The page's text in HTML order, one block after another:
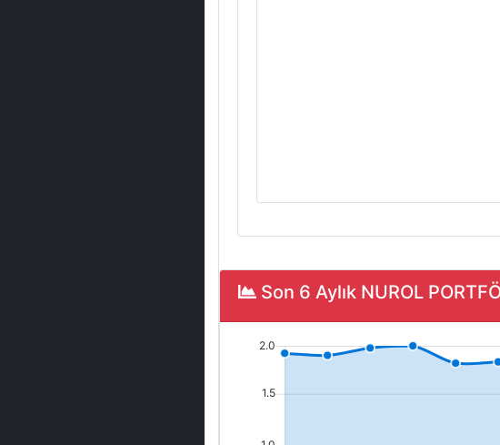
Son 6 Aylık NUROL